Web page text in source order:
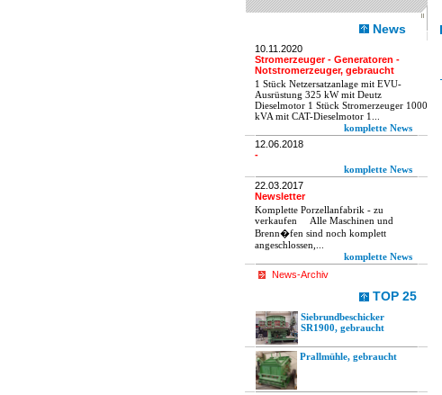
News
10.11.2020
Stromerzeuger - Generatoren -
Notstromerzeuger, gebraucht
1 Stück Netzersatzanlage mit EVU-
Ausrüstung 325 kW mit Deutz
Dieselmotor 1 Stück Stromerzeuger 1000
kVA mit CAT-Dieselmotor 1...
komplette News
12.06.2018
-
komplette News
22.03.2017
Newsletter
Komplette Porzellanfabrik - zu
verkaufen Alle Maschinen und
Brenn�fen sind noch komplett
angeschlossen,...
komplette News
News-Archiv
TOP 25
Siebrundbeschicker
SR1900, gebraucht
Prallmühle, gebraucht